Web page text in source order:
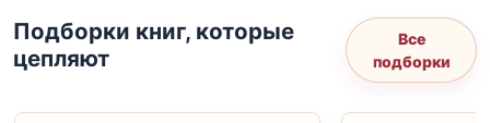
Подборки книг, которые
цепляют
Все
подборки